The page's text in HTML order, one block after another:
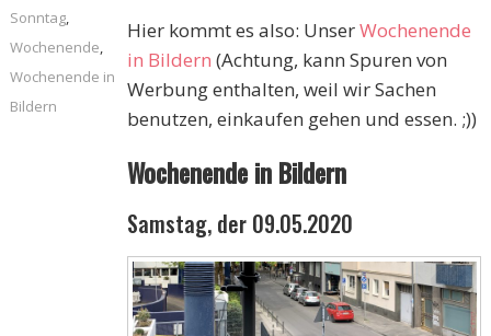
Hier kommt es also: UnserWochenende
in Bildern (Achtung, kann Spuren von
Werbung enthalten, weil wir Sachen
benutzen, einkaufen gehen und essen. ;))
Wochenende in Bildern
Samstag, der 09.05.2020
Sonntag,
Wochenende,
Wochenende in
Bildern